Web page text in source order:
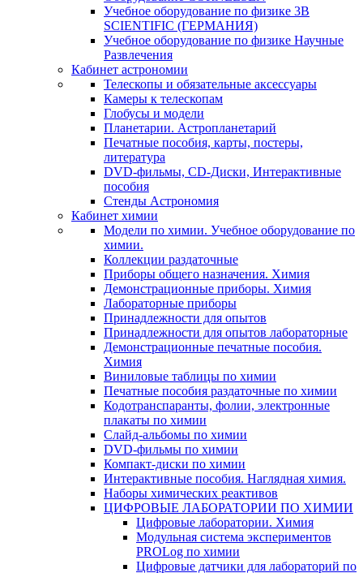
Учебное оборудование по физике 3B
SCIENTIFIC (ГЕРМАНИЯ)
Учебное оборудование по физике Научные
Развлечения
Кабинет астрономии
Телескопы и обязательные аксессуары
Камеры к телескопам
Глобусы и модели
Планетарии. Астропланетарий
Печатные пособия, карты, постеры,
литература
DVD-фильмы, CD-Диски, Интерактивные
пособия
Стенды Астрономия
Кабинет химии
Модели по химии. Учебное оборудование по
химии.
Коллекции раздаточные
Приборы общего назначения. Химия
Демонстрационные приборы. Химия
Лабораторные приборы
Принадлежности для опытов
Принадлежности для опытов лабораторные
Демонстрационные печатные пособия.
Химия
Виниловые таблицы по химии
Печатные пособия раздаточные по химии
Кодотранспаранты, фолии, электронные
плакаты по химии
Слайд-альбомы по химии
DVD-фильмы по химии
Компакт-диски по химии
Интерактивные пособия. Наглядная химия.
Наборы химических реактивов
ЦИФРОВЫЕ ЛАБОРАТОРИИ ПО ХИМИИ
Цифровые лаборатории. Химия
Модульная система экспериментов
PROLog по химии
Цифровые датчики для лабораторий по